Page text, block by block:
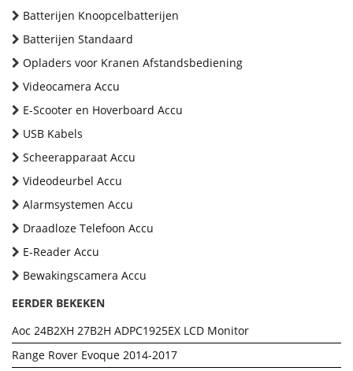
Batterijen Knoopcelbatterijen
Batterijen Standaard
Opladers voor Kranen Afstandsbediening
Videocamera Accu
E-Scooter en Hoverboard Accu
USB Kabels
Scheerapparaat Accu
Videodeurbel Accu
Alarmsystemen Accu
Draadloze Telefoon Accu
E-Reader Accu
Bewakingscamera Accu
EERDER BEKEKEN
Aoc 24B2XH 27B2H ADPC1925EX LCD Monitor
Range Rover Evoque 2014-2017